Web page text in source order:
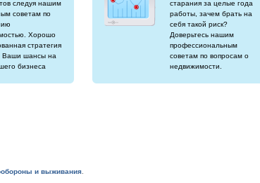
следуя нашим
советам по
Хорошо
стратегия
Ваши шансы на
бизнеса
старания за целые года
работы, зачем брать на
себя такой риск?
Доверьтесь нашим
профессиональным
советам по вопросам о
недвижимости.
и выживания.